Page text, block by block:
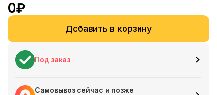
0₽
Добавить в корзину
Под заказ
Самовывоз сейчас и позже